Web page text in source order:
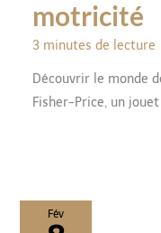
motricité
3 minutes de lecture
Découvrir le monde
Fisher-Price, un
Fév